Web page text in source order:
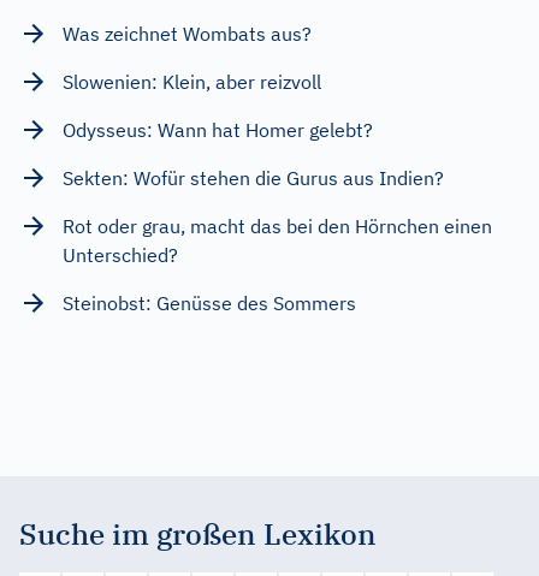
Was zeichnet Wombats aus?
Slowenien: Klein, aber reizvoll
Odysseus: Wann hat Homer gelebt?
Sekten: Wofür stehen die Gurus aus Indien?
Rot oder grau, macht das bei den Hörnchen einen
Unterschied?
Steinobst: Genüsse des Sommers
Suche im großen Lexikon